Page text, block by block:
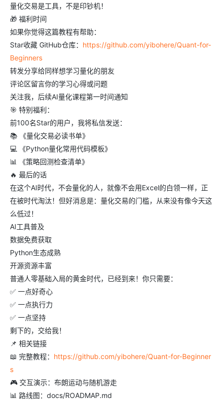
量化交易是工具，不是印钞机！
🎁 福利时间
如果你觉得这篇教程有帮助：
Star收藏 GitHub仓库： https://github.com/yibohere/Quant-for-
Beginners
转发分享给同样想学习量化的朋友
评论区留言你的学习心得或问题
关注我，后续AI量化课程第一时间通知
🎯 特别福利：
前100名Star的用户，我将私信发送：
📚 《量化交易必读书单》
💻 《Python量化常用代码模板》
📊 《策略回测检查清单》
🔥 最后的话
在这个AI时代，不会量化的人，就像不会用Excel的白领一样，正
在被时代淘汰！但好消息是：量化交易的门槛，从来没有像今天这
么低过！
AI工具普及
数据免费获取
Python生态成熟
开源资源丰富
普通人零基础入局的黄金时代，已经到来！你只需要：
✅ 一点好奇心
✅ 一点执行力
✅ 一点坚持
剩下的，交给我！
📌 相关链接
📖 完整教程： https://github.com/yibohere/Quant-for-Beginner
s
🎮 交互演示：布朗运动与随机游走
📊 路线图：docs/ROADMAP.md